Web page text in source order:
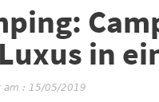
in
am : 15/05/2019